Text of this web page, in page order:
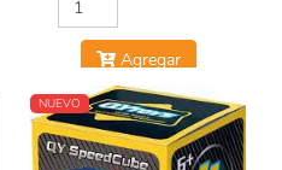
Agregar
NUEVO